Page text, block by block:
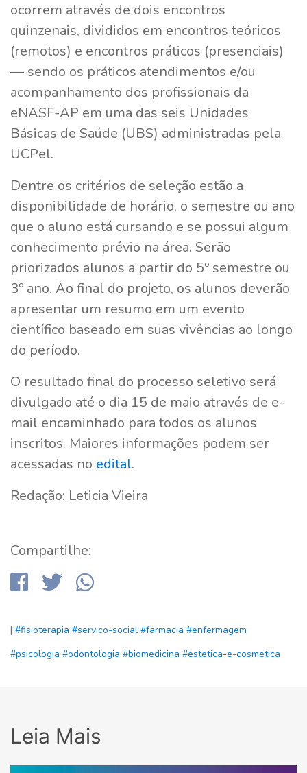
ocorrem através de dois encontros
quinzenais, divididos em encontros teóricos
(remotos) e encontros práticos (presenciais)
— sendo os práticos atendimentos e/ou
acompanhamento dos profissionais da
eNASF-AP em uma das seis Unidades
Básicas de Saúde (UBS) administradas pela
UCPel.
Dentre os critérios de seleção estão a
disponibilidade de horário, o semestre ou ano
que o aluno está cursando e se possui algum
conhecimento prévio na área. Serão
priorizados alunos a partir do 5º semestre ou
3º ano. Ao final do projeto, os alunos deverão
apresentar um resumo em um evento
científico baseado em suas vivências ao longo
do período.
O resultado final do processo seletivo será
divulgado até o dia 15 de maio através de e-
mail encaminhado para todos os alunos
inscritos. Maiores informações podem ser
acessadas no edital.
Redação: Leticia Vieira
Compartilhe:
| #fisioterapia #servico-social #farmacia #enfermagem
#psicologia #odontologia #biomedicina #estetica-e-cosmetica
Leia Mais